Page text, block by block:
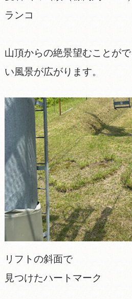
ランコ
山頂からの絶景望むことが
い風景が広がります。
リフトの斜面で
見つけたハートマーク